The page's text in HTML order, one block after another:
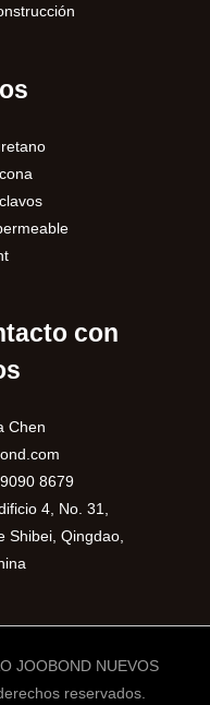
con
Chen
8679
4, No. 31,
Shibei, Qingdao,
JOOBOND NUEVOS
reservados.